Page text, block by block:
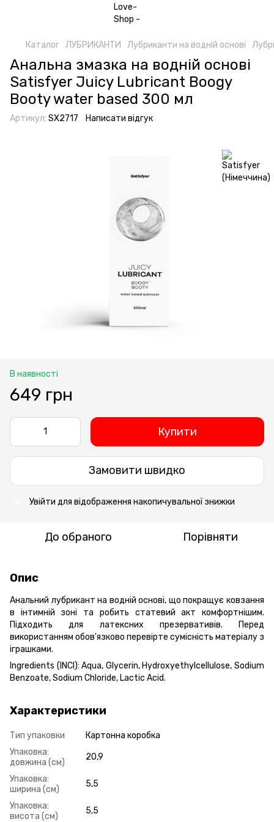
Каталог ЛУБРИКАНТИ Лубриканти на водній основі
Анальна змазка на водній основі
Satisfyer Juicy Lubricant Boogy
Booty water based 300 мл
Артикул: SX2717 Написати відгук
В наявності
649 грн
Купити
Замовити швидко
Увійти для відображення накопичувальної знижки
До обраного Порівняти
Опис
Анальний лубрикант на водній основі, що покращує ковзання
в інтимній зоні та робить статевий акт комфортнішим.
Підходить для латексних презервативів. Перед
використанням обов'язково перевірте сумісність матеріалу з
іграшками.
Ingredients (INCI): Aqua, Glycerin, Hydroxyethylcellulose, Sodium
Benzoate, Sodium Chloride, Lactic Acid.
Характеристики
Тип упаковки
Картонна коробка
Упаковка:
довжина (см)
20,9
Упаковка:
ширина (см)
5,5
Упаковка:
висота (см)
5,5